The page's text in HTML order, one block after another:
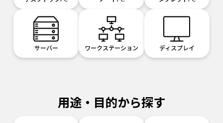
サーバー ワークステーション ディスプレイ
用途・目的から探す